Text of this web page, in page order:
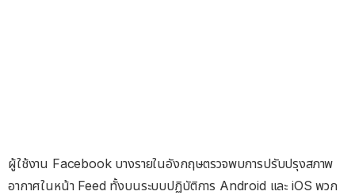
ผู้ใช้งาน Facebook บางรายในอังกฤษตรวจพบการปรับปรุงสภาพ
อากาศในหน้า Feed ทั้งบนระบบปฏิบัติการ Android และ iOS พวก